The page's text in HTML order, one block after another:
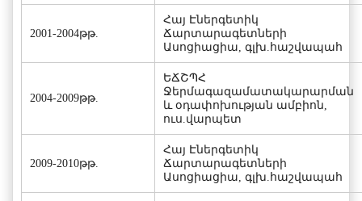
2001-2004թթ.
Հայ Էներգետիկ
Ճարտարագետների
Ասոցիացիա, գլխ.հաշվապահ
2004-2009թթ.
ԵՃՇՊՀ
Ջերմագազամատակարարման
և օդափոխության ամբիոն,
ուս.վարպետ
2009-2010թթ.
Հայ Էներգետիկ
Ճարտարագետների
Ասոցիացիա, գլխ.հաշվապահ